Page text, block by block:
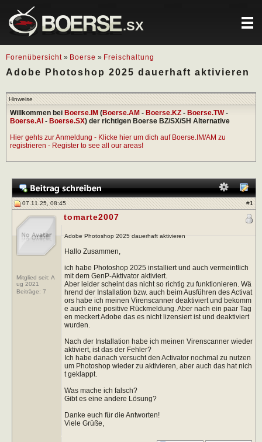
.SX
Forenübersicht » Boerse » Freischaltung
Adobe Photoshop 2025 dauerhaft aktivieren
Hinweise
Willkommen bei Boerse.IM (Boerse.AM - Boerse.KZ - Boerse.TW-
Boerse.AI - Boerse.SX) der richtigen Boerse BZ/SX/SH Alternative
Hier gehts zur Anmeldung - Klicke hier um dich auf Boerse.IM/AM zu
registrieren - Register to see all our areas!
07.11.25, 08:45 #1
Mitglied seit: A
ug 2021
Beiträge: 7
tomarte2007
Adobe Photoshop 2025 dauerhaft aktivieren
Hallo Zusammen,
ich habe Photoshop 2025 installiert und auch vermeintlich
mit dem GenP-Aktivator aktiviert.
Aber leider scheint das nicht so richtig zu funktionieren. Wä
hrend der Installation bzw. auch beim Ausführen des Activat
ors habe ich meinen Virenscanner deaktiviert und bekomm
e auch eine positive Rückmeldung. Aber nach ein paar Tag
en meckert Adobe das es nicht lizensiert ist und deaktiviert
wurden.
Nach der Installation habe ich meinen Virenscanner wieder
aktiviert, ist das der Fehler?
Ich habe danach versucht den Activator nochmal zu nutzen
um Photoshop wieder zu aktivieren, aber auch das hat nich
t geklappt.
Was mache ich falsch?
Gibt es eine andere Lösung?
Danke euch für die Antworten!
Viele Grüße,